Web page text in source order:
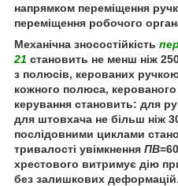
напрямком переміщення
переміщення робочого
Механічна зносостійкість
21 становить не менш ніж
з полюсів, керованих
кожного полюса,
керування становить: для
для штовхача не більш ніж
послідовними циклами
тривалості увімкнення ПВ
хрестового витримує дію
без залишкових